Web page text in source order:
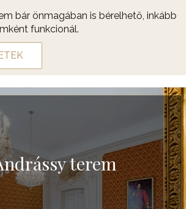
bár önmagában is bérelhető, inkább
funkcionál.
terem